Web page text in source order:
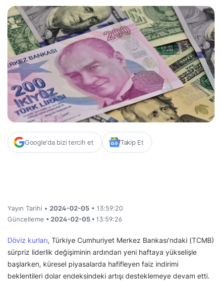
Google'da bizi tercih et Takip Et
Yayın Tarihi • 2024-02-05 • 13:59:20
Güncelleme • 2024-02-05 • 13:59:26
Döviz kurları, Türkiye Cumhuriyet Merkez Bankası’ndaki (TCMB)
sürpriz liderlik değişiminin ardından yeni haftaya yükselişle
başlarken, küresel piyasalarda hafifleyen faiz indirimi
beklentileri dolar endeksindeki artışı desteklemeye devam etti.